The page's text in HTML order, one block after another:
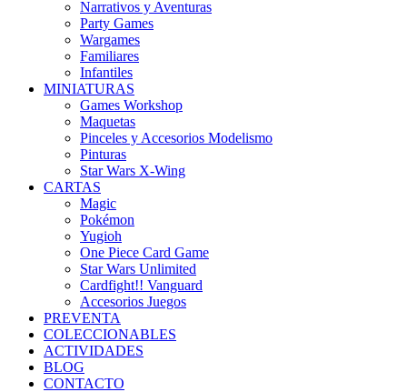
Narrativos y Aventuras
Party Games
Wargames
Familiares
Infantiles
MINIATURAS
Games Workshop
Maquetas
Pinceles y Accesorios Modelismo
Pinturas
Star Wars X-Wing
CARTAS
Magic
Pokémon
Yugioh
One Piece Card Game
Star Wars Unlimited
Cardfight!! Vanguard
Accesorios Juegos
PREVENTA
COLECCIONABLES
ACTIVIDADES
BLOG
CONTACTO